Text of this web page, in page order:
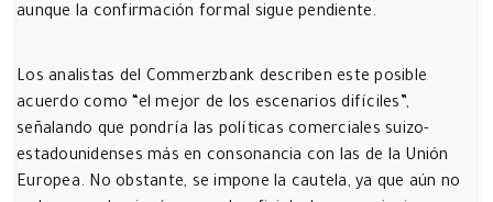
aunque la confirmación formal sigue pendiente.
Los analistas del Commerzbank describen este posible
acuerdo como “el mejor de los escenarios difíciles”,
señalando que pondría las políticas comerciales suizo-
estadounidenses más en consonancia con las de la Unión
Europea. No obstante, se impone la cautela, ya que aún no